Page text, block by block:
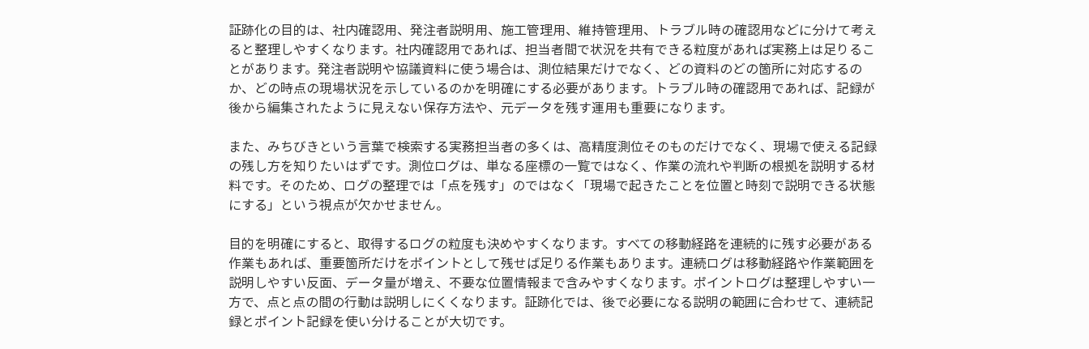
証跡化の目的は、社内確認用、発注者説明用、施工管理用、維持管理用、トラブル時の確認用などに分けて考え
ると整理しやすくなります。社内確認用であれば、担当者間で状況を共有できる粒度があれば実務上は足りるこ
とがあります。発注者説明や協議資料に使う場合は、測位結果だけでなく、どの資料のどの箇所に対応するの
か、どの時点の現場状況を示しているのかを明確にする必要があります。トラブル時の確認用であれば、記録が
後から編集されたように見えない保存方法や、元データを残す運用も重要になります。
また、みちびきという言葉で検索する実務担当者の多くは、高精度測位そのものだけでなく、現場で使える記録
の残し方を知りたいはずです。測位ログは、単なる座標の一覧ではなく、作業の流れや判断の根拠を説明する材
料です。そのため、ログの整理では「点を残す」のではなく「現場で起きたことを位置と時刻で説明できる状態
にする」という視点が欠かせません。
目的を明確にすると、取得するログの粒度も決めやすくなります。すべての移動経路を連続的に残す必要がある
作業もあれば、重要箇所だけをポイントとして残せば足りる作業もあります。連続ログは移動経路や作業範囲を
説明しやすい反面、データ量が増え、不要な位置情報まで含みやすくなります。ポイントログは整理しやすい一
方で、点と点の間の行動は説明しにくくなります。証跡化では、後で必要になる説明の範囲に合わせて、連続記
録とポイント記録を使い分けることが大切です。